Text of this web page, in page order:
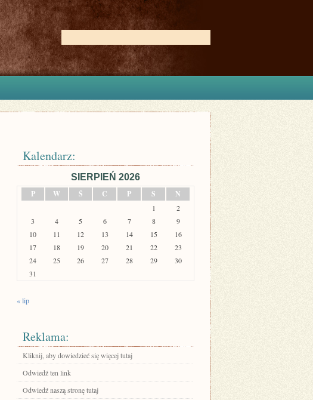
Kalendarz:
SIERPIEŃ 2026
P
W Ś C P S N
1
2
3
4 5 6 7 8
9
10
11 12 13 14 15
16
17
18 19 20 21 22
23
24
25 26 27 28 29
30
31
« lip
Reklama:
Kliknij, aby dowiedzieć się więcej tutaj
Odwiedź ten link
Odwiedź naszą stronę tutaj